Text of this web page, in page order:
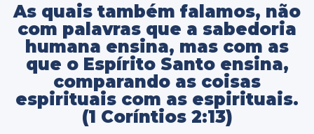
As quais também falamos, não
com palavras que a sabedoria
humana ensina, mas com as
que o Espírito Santo ensina,
comparando as coisas
espirituais com as espirituais.
(1 Coríntios 2:13)